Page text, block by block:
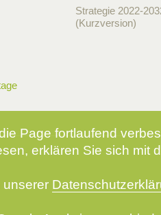
Strategie 2022-
(Kurzversion)
Page fortlaufend
erklären Sie sich mit
unserer